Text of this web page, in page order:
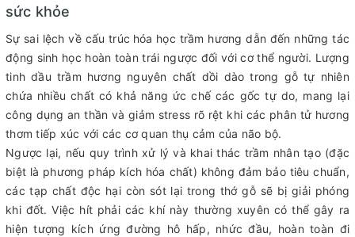
sức khỏe
Sự sai lệch về cấu trúc hóa học trầm hương dẫn đến những tác
động sinh học hoàn toàn trái ngược đối với cơ thể người. Lượng
tinh dầu trầm hương nguyên chất dồi dào trong gỗ tự nhiên
chứa nhiều chất có khả năng ức chế các gốc tự do, mang lại
công dụng an thần và giảm stress rõ rệt khi các phân tử hương
thơm tiếp xúc với các cơ quan thụ cảm của não bộ.
Ngược lại, nếu quy trình xử lý và khai thác trầm nhân tạo (đặc
biệt là phương pháp kích hóa chất) không đảm bảo tiêu chuẩn,
các tạp chất độc hại còn sót lại trong thớ gỗ sẽ bị giải phóng
khi đốt. Việc hít phải các khí này thường xuyên có thể gây ra
hiện tượng kích ứng đường hô hấp, nhức đầu, hoàn toàn đi